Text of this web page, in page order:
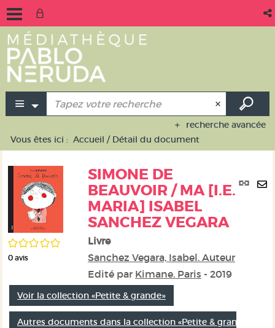
recherche avancée
Vous êtes ici : Accueil / Détail du document
/5
0 avis
SIMONE DE
BEAUVOIR / MA [I.E.
MARIA] ISABEL
SANCHEZ VEGARA
Livre
Sanchez Vegara, Isabel. Auteur
Edité par Kimane. Paris - 2019
Voir la collection «Petite & grande»
Autres documents dans la collection «Petite & grande»